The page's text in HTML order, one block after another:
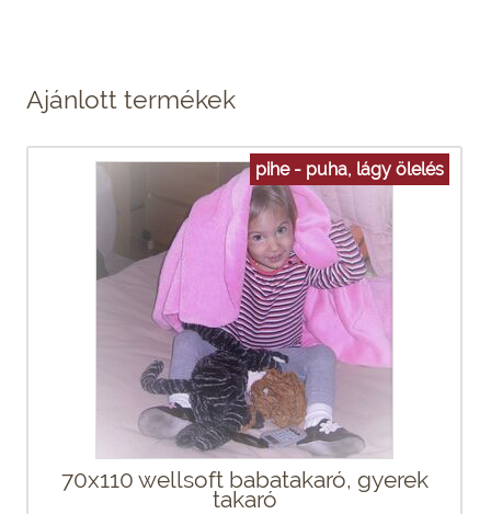
Ajánlott termékek
pihe - puha, lágy ölelés
70x110 wellsoft babatakaró, gyerek
takaró